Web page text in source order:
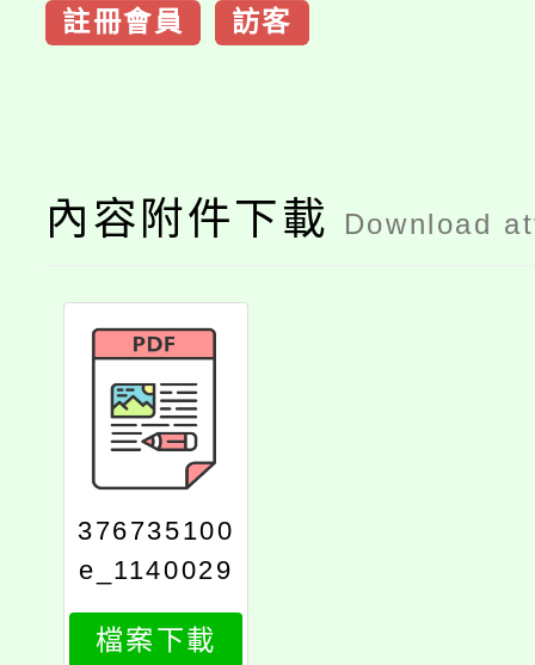
註冊會員 訪客
內容附件下載 Download
376735100
e_1140029
810_attach
1
檔案下載